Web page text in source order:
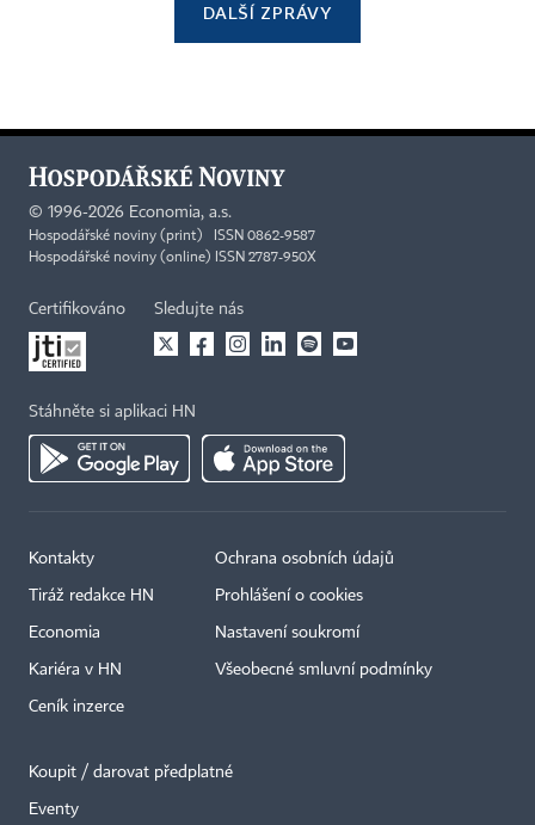
DALŠÍ ZPRÁVY
© 1996-2026 Economia, a.s.
Hospodářské noviny (print) ISSN 0862-9587
Hospodářské noviny (online) ISSN 2787-950X
Certifikováno Sledujte nás
Stáhněte si aplikaci HN
Kontakty
Tiráž redakce HN
Economia
Kariéra v HN
Ceník inzerce
Ochrana osobních údajů
Prohlášení o cookies
Nastavení soukromí
Všeobecné smluvní podmínky
Koupit / darovat předplatné
Eventy